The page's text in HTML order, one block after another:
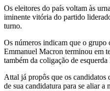
Os eleitores do país voltam às
iminente vitória do partido
turno.
Os números indicam que o grupo
Emmanuel Macron terminou em
também da coligação de
Attal já propôs que os candidatos
de sua candidatura para se aliar a